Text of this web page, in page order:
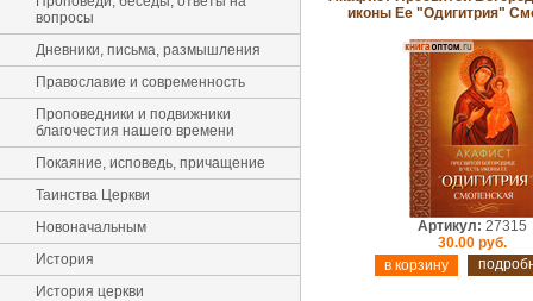
вопросы
Дневники, письма, размышления
Православие и современность
Проповедники и подвижники
благочестия нашего времени
Покаяние, исповедь, причащение
Таинства Церкви
Новоначальным
История
История церкви
иконы Ее "Одигитрия"
Артикул: 27315
30.00 руб.